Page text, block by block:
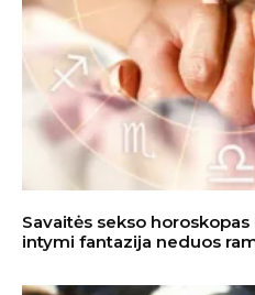
Savaitės sekso
intymi fantazija neduos